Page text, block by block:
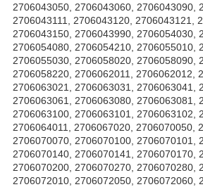
2706043050, 2706043060, 2706043090,
2706043111, 2706043120, 2706043121,
2706043150, 2706043990, 2706054030,
2706054080, 2706054210, 2706055010,
2706055030, 2706058020, 2706058090,
2706058220, 2706062011, 2706062012,
2706063021, 2706063031, 2706063041,
2706063061, 2706063080, 2706063081,
2706063100, 2706063101, 2706063102,
2706064011, 2706067020, 2706070050,
2706070070, 2706070100, 2706070101,
2706070140, 2706070141, 2706070170,
2706070200, 2706070270, 2706070280,
2706072010, 2706072050, 2706072060,